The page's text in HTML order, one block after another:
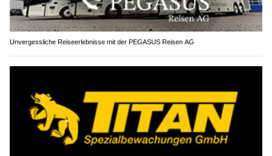
Unvergessliche Reiseerlebnisse mit der PEGASUS Reisen AG